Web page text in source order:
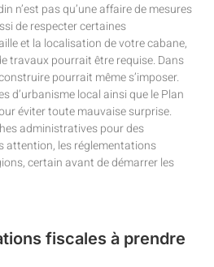
n’est pas qu’une affaire de mesures
de respecter certaines
et la localisation de votre cabane,
travaux pourrait être requise. Dans
pourrait même s’imposer.
d’urbanisme local ainsi que le Plan
éviter toute mauvaise surprise.
administratives pour des
attention, les réglementations
certain avant de démarrer les
fiscales à prendre